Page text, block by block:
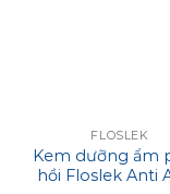
FLOSLEK
Kem dưỡng ẩm
hồi Floslek Anti